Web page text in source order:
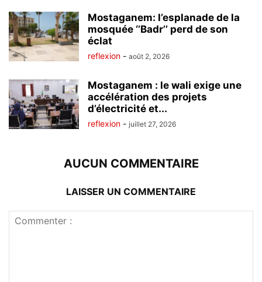
Mostaganem: l’esplanade de la
mosquée ‘’Badr’’ perd de son
éclat
reflexion - août 2, 2026
Mostaganem : le wali exige une
accélération des projets
d’électricité et...
reflexion - juillet 27, 2026
AUCUN COMMENTAIRE
LAISSER UN COMMENTAIRE